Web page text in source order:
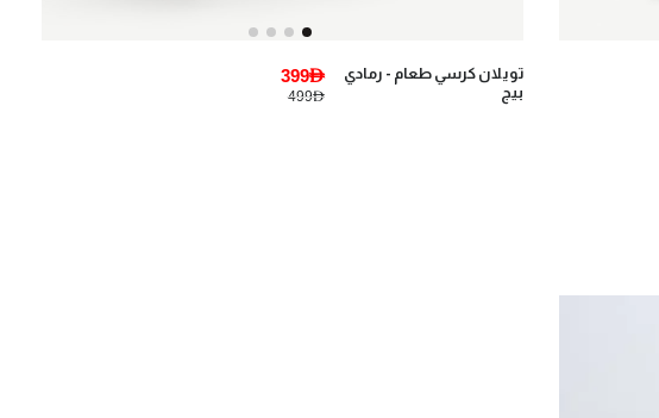
تويلان كرسي طعام - رمادي
بيج
399AED
499AED